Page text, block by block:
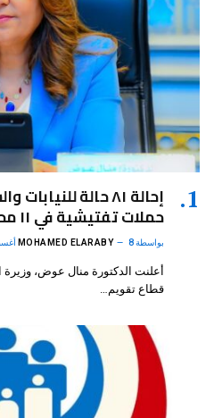
إحالة ٨١ حالة
حملات تفتيشية في ١١ محافظة
بواسطة MOHAMED ELARABY 8 أغسطس، 2026
أعلنت الدكتورة منال عوض، وزيرة
قطاع تقويم…